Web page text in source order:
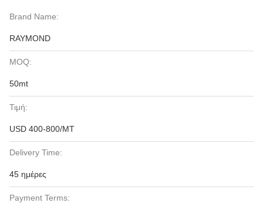
Brand Name:
RAYMOND
MOQ:
50mt
Τιμή:
USD 400-800/MT
Delivery Time:
45 ημέρες
Payment Terms: